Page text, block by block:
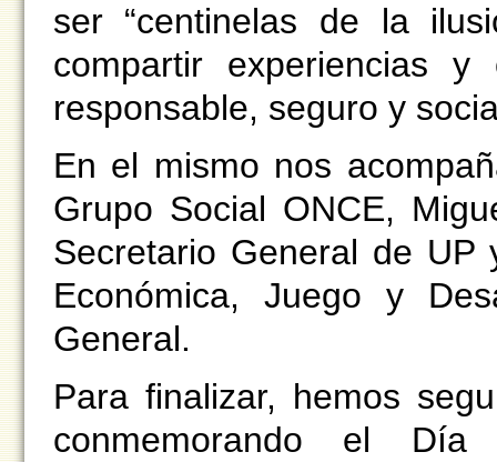
ser “centinelas de la
compartir experiencias
responsable, seguro y
En el mismo nos
Grupo Social ONCE,
Secretario General de UP
Económica, Juego y
General.
Para finalizar, hemos
conmemorando el